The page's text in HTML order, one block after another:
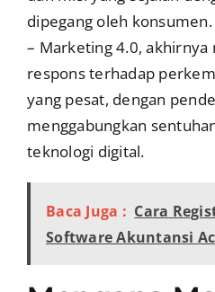
dipegang oleh konsumen.
– Marketing 4.0, akhirnya
respons terhadap
yang pesat, dengan
menggabungkan
teknologi digital.
Baca Juga : Cara
Software Akuntansi